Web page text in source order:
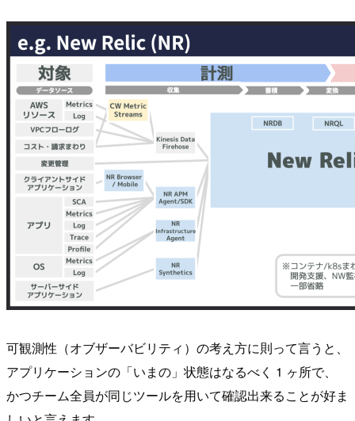
可観測性（オブザーバビリティ）の考え方に則って言うと、
アプリケーションの「いまの」状態はなるべく 1 ヶ所で、
かつチーム全員が同じツールを用いて確認出来ることが好ま